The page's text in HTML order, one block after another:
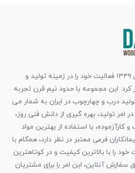
گروه صنعتی درباران از سال ۱۳۴۹ فعالیت خود را در زمینه تولید و
کرد. این مجموعه با حدود نیم قرن تجربه
درب و چهارچوب در ایران به شمار می
امر تولید، بهره گیری از دانش فنی روز،
با استفاده از بهترین مواد
فرعی معتبر در نظر دارد، همگام با
را با بالاترین کیفیت و در کوتاهترین
آنلاین، این امر را برای مشتریان